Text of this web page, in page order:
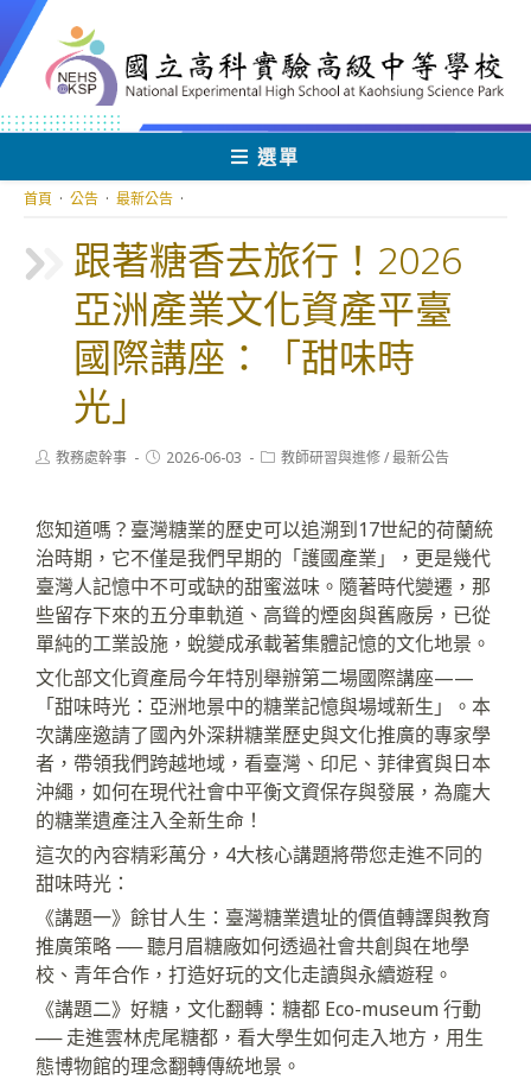
轉
至
要
容
選單
跟著糖香去旅行！2026
亞洲產業文化資產平臺
國際講座：「甜味時
光」
首頁 · 公告 · 最新公告 ·
Post教務處幹事
Post2026-06-03
Post教師研習與進修/最新公告
您知道嗎？臺灣糖業的歷史可以追溯到17世紀的荷蘭統
治時期，它不僅是我們早期的「護國產業」，更是幾代
臺灣人記憶中不可或缺的甜蜜滋味。隨著時代變遷，那
些留存下來的五分車軌道、高聳的煙囪與舊廠房，已從
單純的工業設施，蛻變成承載著集體記憶的文化地景。
文化部文化資產局今年特別舉辦第二場國際講座——
「甜味時光：亞洲地景中的糖業記憶與場域新生」。本
次講座邀請了國內外深耕糖業歷史與文化推廣的專家學
者，帶領我們跨越地域，看臺灣、印尼、菲律賓與日本
沖繩，如何在現代社會中平衡文資保存與發展，為龐大
的糖業遺產注入全新生命！
這次的內容精彩萬分，4大核心講題將帶您走進不同的
甜味時光：
《講題一》餘甘人生：臺灣糖業遺址的價值轉譯與教育
推廣策略 ── 聽月眉糖廠如何透過社會共創與在地學
校、青年合作，打造好玩的文化走讀與永續遊程。
《講題二》好糖，文化翻轉：糖都 Eco-museum 行動
── 走進雲林虎尾糖都，看大學生如何走入地方，用生
態博物館的理念翻轉傳統地景。